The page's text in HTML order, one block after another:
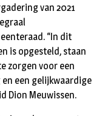
van 2021
“In dit
is opgesteld, staan
zorgen voor een
een gelijkwaardige
Dion Meuwissen.